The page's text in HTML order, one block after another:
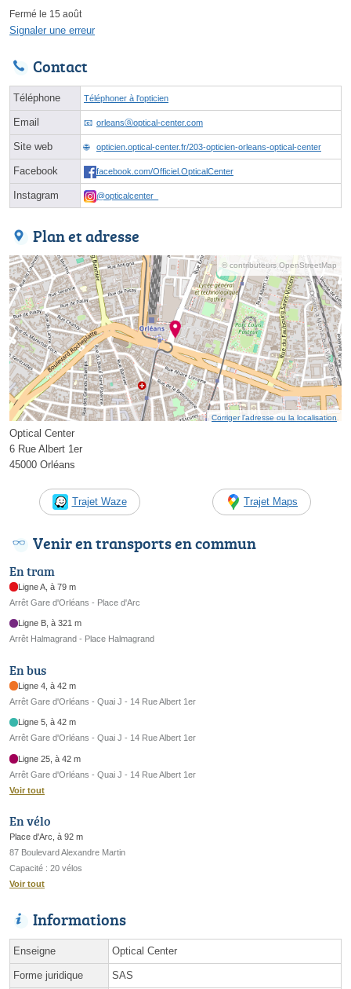
Fermé le 15 août
Signaler une erreur
Contact
Téléphone Téléphoner à l'opticien
Email orleansⓐoptical-center.com
Site web opticien.optical-center.fr/203-opticien-orleans-optical-center
Facebook facebook.com/Officiel.OpticalCenter
Instagram @opticalcenter_
Plan et adresse
© contributeurs OpenStreetMap
Corriger l’adresse ou la localisation
Optical Center
6 Rue Albert 1er
45000 Orléans
Trajet Waze Trajet Maps
Venir en transports en commun
En tram
Ligne A, à 79 m
Arrêt Gare d'Orléans - Place d'Arc
Ligne B, à 321 m
Arrêt Halmagrand - Place Halmagrand
En bus
Ligne 4, à 42 m
Arrêt Gare d'Orléans - Quai J - 14 Rue Albert 1er
Ligne 5, à 42 m
Arrêt Gare d'Orléans - Quai J - 14 Rue Albert 1er
Ligne 25, à 42 m
Arrêt Gare d'Orléans - Quai J - 14 Rue Albert 1er
Voir tout
En vélo
Place d'Arc, à 92 m
87 Boulevard Alexandre Martin
Capacité : 20 vélos
Voir tout
Informations
Enseigne Optical Center
Forme juridique SAS